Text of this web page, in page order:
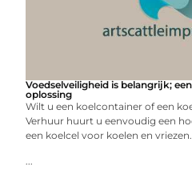
Voedselveiligheid is belangrijk;
oplossing
Wilt u een koelcontainer of een
Verhuur huurt u eenvoudig een
een koelcel voor koelen en
...